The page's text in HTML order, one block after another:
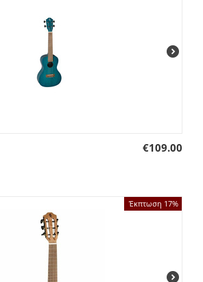
€109.00
Έκπτωση 17%